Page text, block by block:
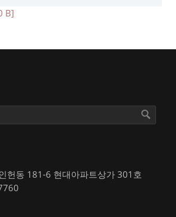
B]
헌동 181-6 현대아파트상가 301호